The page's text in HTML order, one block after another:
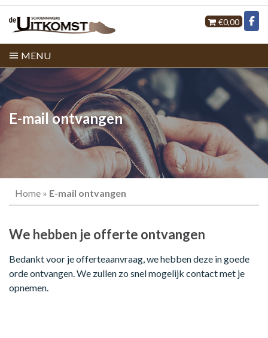
€0,00
MENU
E-mail ontvangen
Home » E-mail ontvangen
We hebben je offerte ontvangen
Bedankt voor je offerteaanvraag, we hebben deze in goede
orde ontvangen. We zullen zo snel mogelijk contact met je
opnemen.